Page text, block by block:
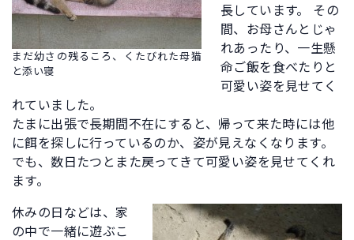
まだ幼さの残るころ、くたびれた母猫
と添い寝
長しています。 その
間、お母さんとじゃ
れあったり、一生懸
命ご飯を食べたりと
可愛い姿を見せてく
れていました。
たまに出張で長期間不在にすると、帰って来た時には他
に餌を探しに行っているのか、姿が見えなくなります。
でも、数日たつとまた戻ってきて可愛い姿を見せてくれ
ます。
休みの日などは、家
の中で一緒に遊ぶこ